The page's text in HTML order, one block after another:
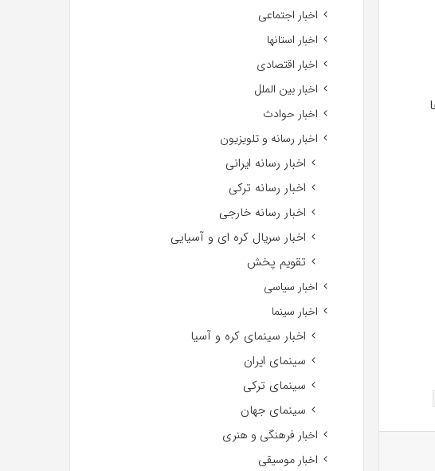
اخبار اجتماعی
اخبار استانها
اخبار اقتصادی
اخبار بین الملل
اخبار حوادث
اخبار رسانه و تلویزیون
اخبار رسانه ایرانی
اخبار رسانه ترکی
اخبار رسانه خارجی
اخبار سریال کره ای و آسیایی
تقویم پخش
اخبار سیاسی
اخبار سینما
اخبار سینمای کره و آسیا
سینمای ایران
سینمای ترکی
سینمای جهان
اخبار فرهنگی و هنری
اخبار موسیقی